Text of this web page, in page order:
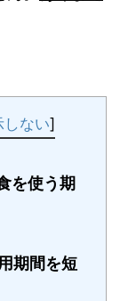
しない]
を使う期
期間を短